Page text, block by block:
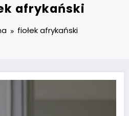
afrykański
fiołek afrykański